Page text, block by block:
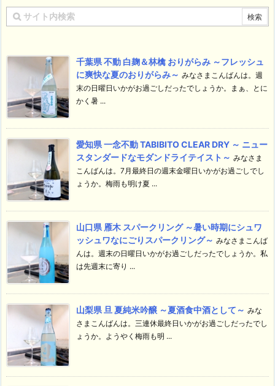
千葉県 不動 白麹＆林檎 おりがらみ ～フレッシュ
に爽快な夏のおりがらみ～ みなさまこんばんは。週
末の日曜日いかがお過ごしだったでしょうか。まぁ、とに
かく暑 ...
愛知県 一念不動 TABIBITO CLEAR DRY ～ ニュー
スタンダードなモダンドライテイスト～ みなさま
こんばんは。7月最終日の週末金曜日いかがお過ごしでし
ょうか。梅雨も明け夏 ...
山口県 雁木 スパークリング ～暑い時期にシュワ
ッシュワなにごりスパークリング～ みなさまこんば
んは。週末の日曜日いかがお過ごしだったでしょうか。私
は先週末に寄り ...
山梨県 旦 夏純米吟醸 ～夏酒食中酒として～ みな
さまこんばんは。三連休最終日いかがお過ごしだったでし
ょうか。ようやく梅雨も明 ...